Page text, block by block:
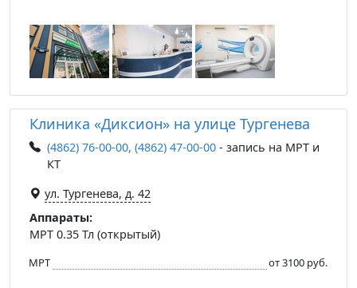
Клиника «Диксион» на улице Тургенева
(4862) 76-00-00, (4862) 47-00-00 - запись на МРТ и
КТ
ул. Тургенева, д. 42
Аппараты:
МРТ 0.35 Тл (открытый)
МРТ от 3100 руб.